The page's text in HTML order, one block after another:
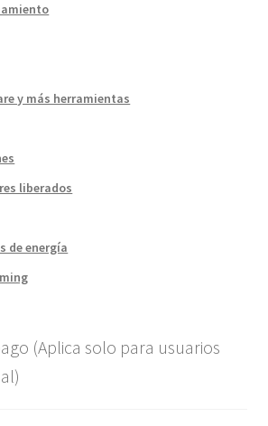
y más herramientas
liberados
de energía
(Aplica solo para usuarios